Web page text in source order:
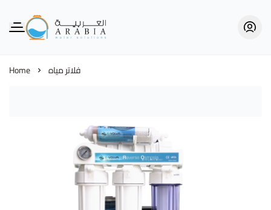
Home فلاتر مياه